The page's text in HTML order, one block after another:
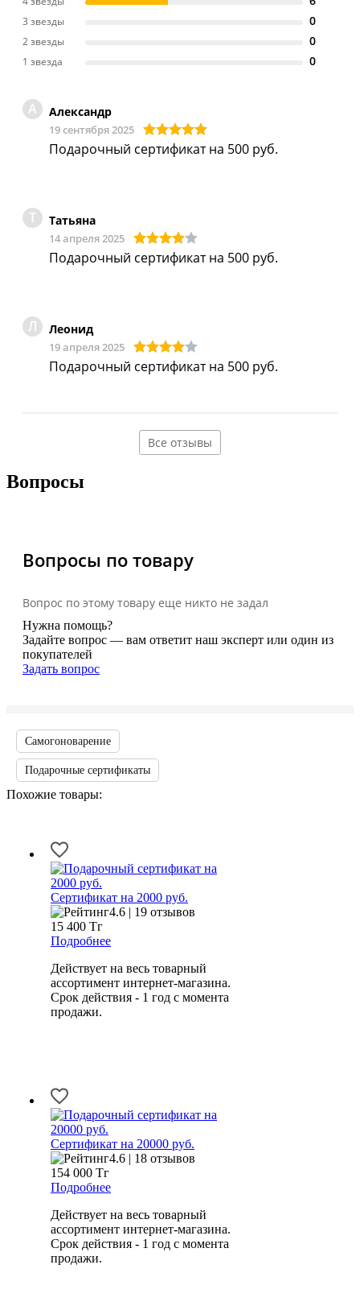
3 звезды 0
2 звезды 0
1 звезда 0
А Александр
19 сентября 2025
Подарочный сертификат на 500 руб.
Т Татьяна
14 апреля 2025
Подарочный сертификат на 500 руб.
Л Леонид
19 апреля 2025
Подарочный сертификат на 500 руб.
Все отзывы
Вопросы
Вопросы по товару
Вопрос по этому товару еще никто не задал
Нужна помощь?
Задайте вопрос — вам ответит наш эксперт или один из
покупателей
Задать вопрос
Самогоноварение
Подарочные сертификаты
Похожие товары:
Сертификат на 2000 руб.
4.6 | 19 отзывов
15 400 Тг
Подробнее
Действует на весь товарный
ассортимент интернет-магазина.
Срок действия - 1 год с момента
продажи.
Сертификат на 20000 руб.
4.6 | 18 отзывов
154 000 Тг
Подробнее
Действует на весь товарный
ассортимент интернет-магазина.
Срок действия - 1 год с момента
продажи.